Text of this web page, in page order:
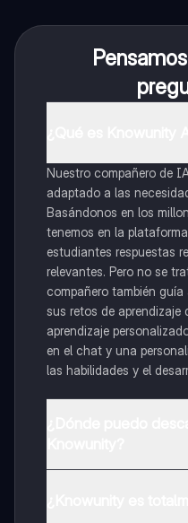
Nuestro compañero de
adaptado a las
Basándonos en los
tenemos en la
estudiantes respuestas
relevantes. Pero no se
compañero también
sus retos de aprendizaje
aprendizaje
en el chat y una
las habilidades y el